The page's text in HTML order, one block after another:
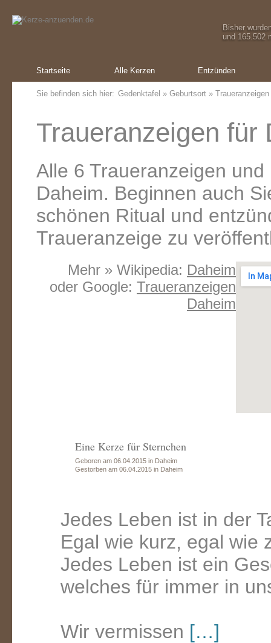
Bisher
und 165.502
Startseite Alle Kerzen Entzünden
Sie befinden sich hier: Gedenktafel » Geburtsort »
Traueranzeigen für
Alle 6 Traueranzeigen
Daheim. Beginnen auch
schönen Ritual und
Traueranzeige zu
Mehr » Wikipedia: Daheim
oder Google: Traueranzeigen
Daheim
Eine Kerze für Sternchen
Geboren am 06.04.2015 in Daheim
Gestorben am 06.04.2015 in Daheim
Jedes Leben ist in der
Egal wie kurz, egal wie
Jedes Leben ist ein
welches für immer in
Wir vermissen […]